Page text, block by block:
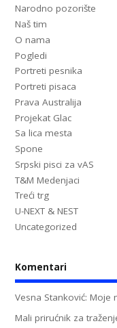
Narodno pozorište
Naš tim
O nama
Pogledi
Portreti pesnika
Portreti pisaca
Prava Australija
Projekat Glac
Sa lica mesta
Spone
Srpski pisci za vAS
T&M Medenjaci
Treći trg
U-NEXT & NEST
Uncategorized
Komentari
Vesna Stanković: Moje
Mali prirućnik za